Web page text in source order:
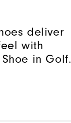
deliver
with
in Golf.